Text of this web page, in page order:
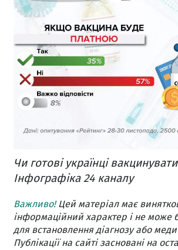
Чи готові українці
Інфографіка 24 каналу
Важливо!Цей матеріал має
інформаційний характер і не може
для встановлення діагнозу або
Публікації на сайті засновані на